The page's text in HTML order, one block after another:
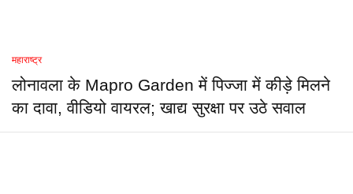
महाराष्ट्र
लोनावला के Mapro Garden में पिज्जा में कीड़े मिलने
का दावा, वीडियो वायरल; खाद्य सुरक्षा पर उठे सवाल